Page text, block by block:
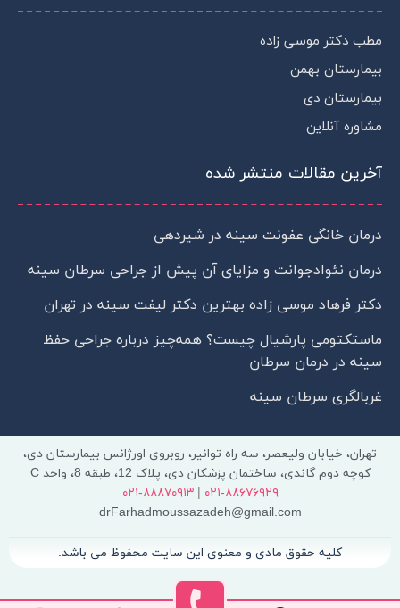
p
p
r
a
m
a
m
-
p
l
مطب دکتر موسی زاده
بیمارستان بهمن
بیمارستان دی
مشاوره آنلاین
آخرین مقالات منتشر شده
درمان خانگی عفونت سینه در شیردهی
درمان نئوادجوانت و مزایای آن پیش از جراحی سرطان سینه
دکتر فرهاد موسی زاده بهترین دکتر لیفت سینه در تهران
ماستکتومی پارشیال چیست؟ همه‌چیز درباره جراحی حفظ
سینه در درمان سرطان
غربالگری سرطان سینه
تهران، خیابان ولیعصر، سه راه توانیر، روبروی اورژانس بیمارستان دی،
کوچه دوم گاندی، ساختمان پزشکان دی، پلاک 12، طبقه 8، واحد C
۰۲۱-۸۸۶۷۶۹۲۹ |۰۲۱-۸۸۸۷۰۹۱۳
drFarhadmoussazadeh@gmail.com
کلیه حقوق مادی و معنوی این سایت محفوظ می باشد.